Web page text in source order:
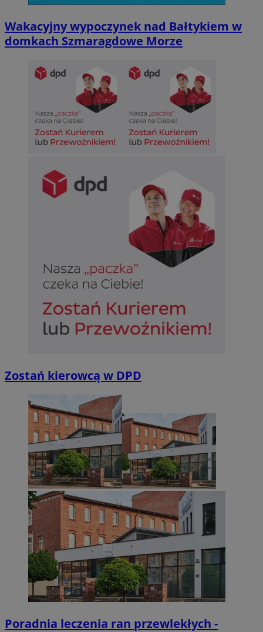
Wakacyjny wypoczynek nad Bałtykiem w
domkach Szmaragdowe Morze
Zostań kierowcą w DPD
Poradnia leczenia ran przewlekłych -